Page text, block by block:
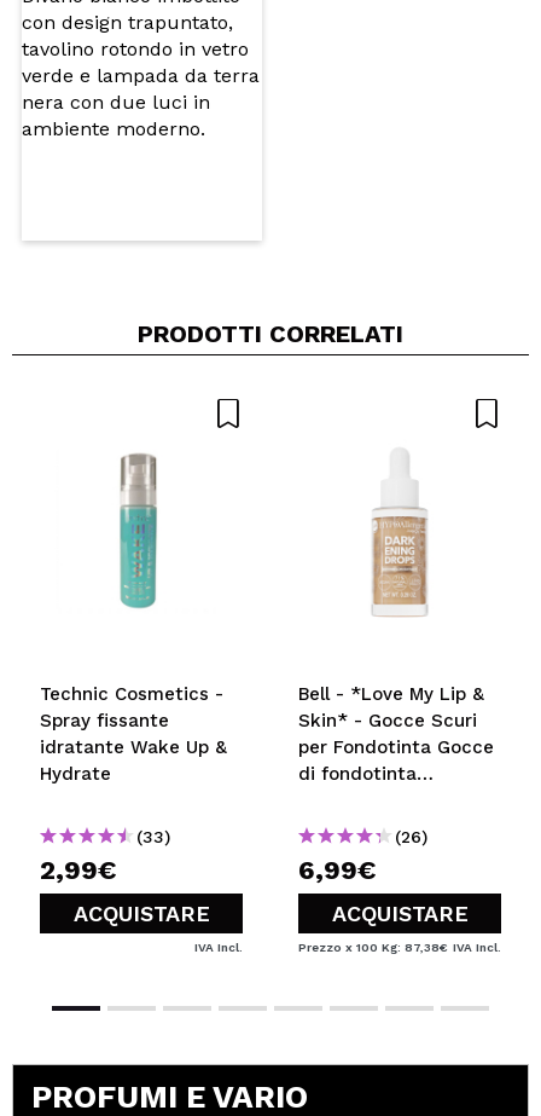
INVIA
PRODOTTI CORRELATI
Technic Cosmetics -
Spray fissante
idratante Wake Up &
Hydrate
(33)
2,99€
ACQUISTARE
IVA Incl.
Bell - *Love My Lip &
Skin* - Gocce Scuri
per Fondotinta Gocce
di fondotinta
(26)
6,99€
ACQUISTARE
Prezzo x 100 Kg: 87,38€ IVA Incl.
PROFUMI E VARIO